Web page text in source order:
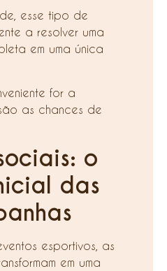
esse tipo de
a resolver uma
em uma única
for a
as chances de
o
das
esportivos, as
em uma